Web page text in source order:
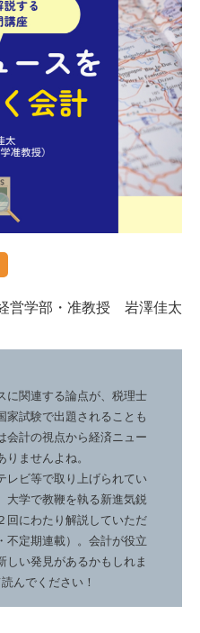
営学部・准教授 岩澤佳太
に関連する論点が、税理士
家試験で出題されることも
会計の視点から経済ニュー
ませんよね。
レビ等で取り上げられてい
大学で教鞭を執る新進気鋭
回にわたり解説していただ
不定期連載）。会計が役立
しい発見があるかもしれま
んでください！